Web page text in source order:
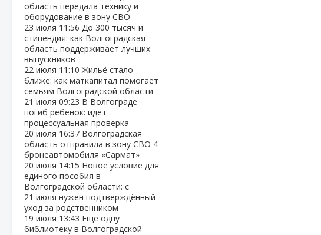
область передала технику и
оборудование в зону СВО
23 июля 11:56 До 300 тысяч и
стипендия: как Волгоградская
область поддерживает лучших
выпускников
22 июля 11:10Жильё стало
ближе: как маткапитал помогает
семьям Волгоградской области
21 июля 09:23 В Волгограде
погиб ребёнок: идёт
процессуальная проверка
20 июля 16:37 Волгоградская
область отправила в зону СВО 4
бронеавтомобиля «Сармат»
20 июля 14:15 Новое условие для
единого пособия в
Волгоградской области: с
21 июля нужен подтверждённый
уход за родственником
19 июля 13:43 Ещё одну
библиотеку в Волгоградской